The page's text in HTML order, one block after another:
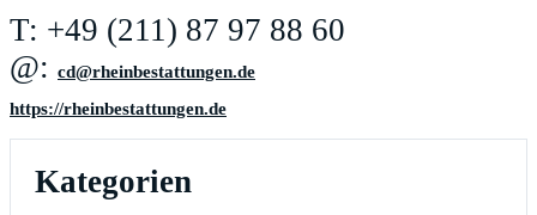
T: +49 (211) 87 97 88 60
@: ed.negnuttatsebniehr@dc
https://rheinbestattungen.de
Kategorien